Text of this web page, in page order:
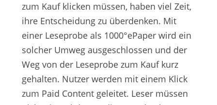
zum Kauf klicken müssen, haben viel Zeit,
ihre Entscheidung zu überdenken. Mit
einer Leseprobe als 1000°ePaper wird ein
solcher Umweg ausgeschlossen und der
Weg von der Leseprobe zum Kauf kurz
gehalten. Nutzer werden mit einem Klick
zum Paid Content geleitet. Leser müssen